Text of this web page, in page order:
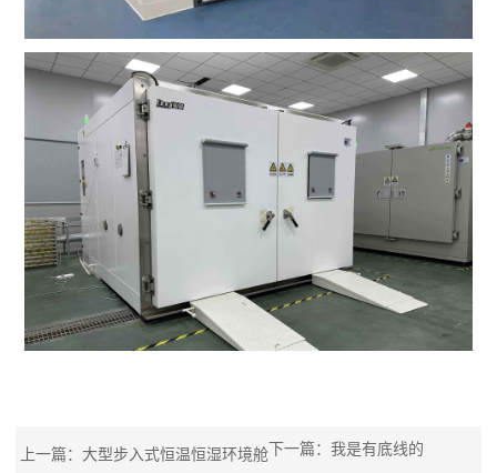
上一篇： 大型步入式恒温恒湿环境舱下一篇：我是有底线的